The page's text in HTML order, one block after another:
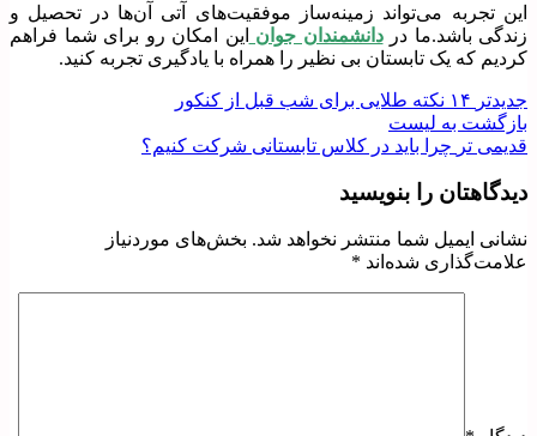
این تجربه می‌تواند زمینه‌ساز موفقیت‌های آتی آن‌ها در تحصیل و
زندگی باشد.ما دردانشمندان جوان
این امکان رو برای شما فراهم
کردیم که یک تابستان بی نظیر را همراه با یادگیری تجربه کنید.
جدیدتر ۱۴ نکته طلایی برای شب قبل از کنکور
بازگشت به لیست
قدیمی تر چرا باید در کلاس تابستانی شرکت کنیم؟
دیدگاهتان را بنویسید
نشانی ایمیل شما منتشر نخواهد شد. بخش‌های موردنیاز
علامت‌گذاری شده‌اند *